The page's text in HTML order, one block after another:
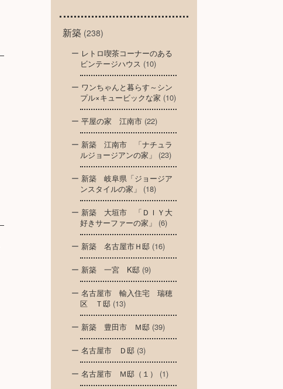
新築 (238)
レトロ喫茶コーナーのある
ビンテージハウス (10)
ワンちゃんと暮らす～シン
プル×キュービックな家 (10)
平屋の家 江南市 (22)
新築 江南市 「ナチュラ
ルジョージアンの家」
(23)
新築 岐阜県「ジョージア
ンスタイルの家」
(18)
新築 大垣市 「ＤＩＹ大
好きサーファーの家」
(6)
新築 名古屋市Ｈ邸 (16)
新築 一宮 K邸 (9)
名古屋市 輸入住宅 瑞穂
区 Ｔ邸 (13)
新築 豊田市 Ｍ邸 (39)
名古屋市 Ｄ邸 (3)
名古屋市 Ｍ邸（１） (1)